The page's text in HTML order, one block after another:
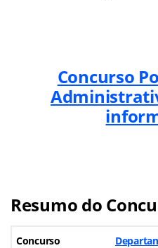
Concurso
Resumo do
Concurso